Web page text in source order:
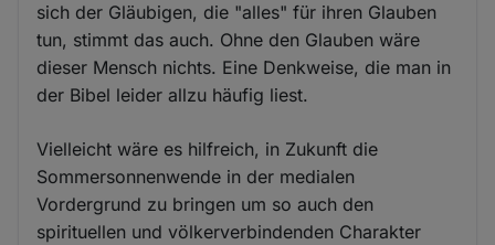
sich der Gläubigen, die "alles" für ihren Glauben
tun, stimmt das auch. Ohne den Glauben wäre
dieser Mensch nichts. Eine Denkweise, die man in
der Bibel leider allzu häufig liest.
Vielleicht wäre es hilfreich, in Zukunft die
Sommersonnenwende in der medialen
Vordergrund zu bringen um so auch den
spirituellen und völkerverbindenden Charakter